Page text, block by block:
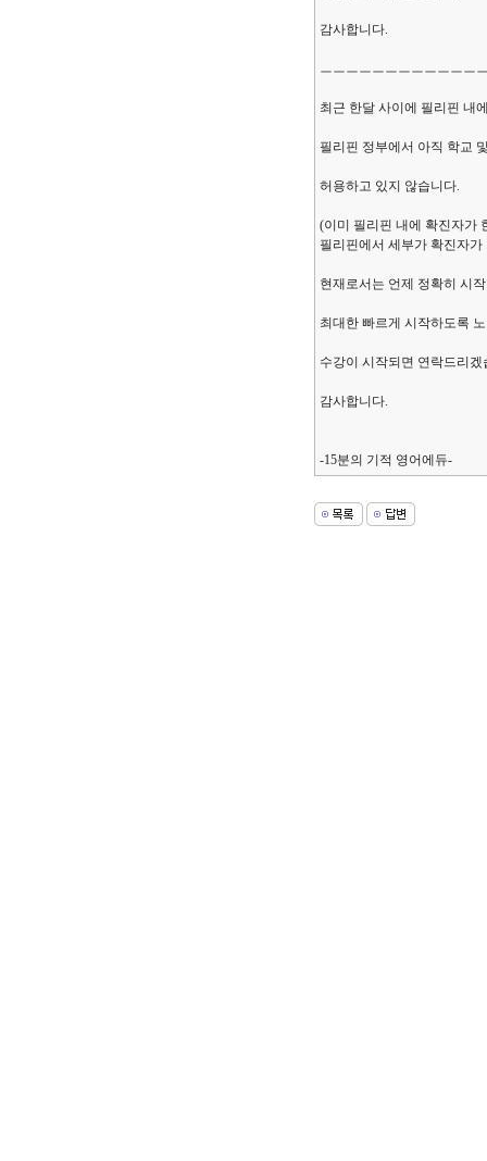
감사합니다.
ㅡㅡㅡㅡㅡㅡㅡㅡㅡㅡㅡㅡ
최근 한달 사이에 필리핀 내
필리핀 정부에서 아직 학교
허용하고 있지 않습니다.
(이미 필리핀 내에 확진자가
필리핀에서 세부가 확진자
현재로서는 언제 정확히 시
최대한 빠르게 시작하도록
수강이 시작되면 연락드리겠
감사합니다.
-15분의 기적 영어에듀-